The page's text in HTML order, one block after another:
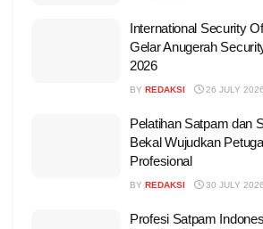
International Security
Gelar Anugerah
2026
BY REDAKSI 26 JULY 2026
Pelatihan Satpam dan
Bekal Wujudkan
Profesional
BY REDAKSI 30 JULY 2026
Profesi Satpam